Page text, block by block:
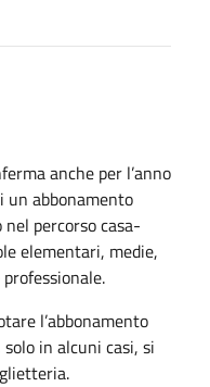
anche per l’anno
un abbonamento
percorso casa-
elementari, medie,
l’abbonamento
in alcuni casi, si